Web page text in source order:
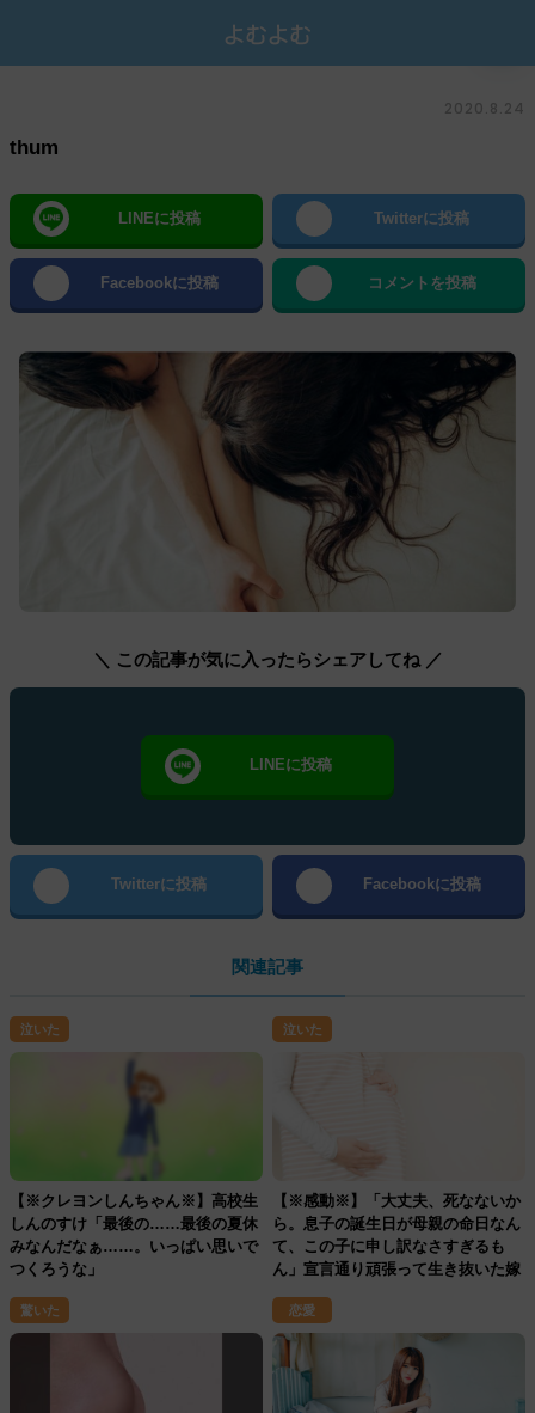
2020.8.24
thum
LINEに投稿 Twitterに投稿
Facebookに投稿 コメントを投稿
＼ この記事が気に入ったらシェアしてね ／
LINEに投稿
Twitterに投稿 Facebookに投稿
関連記事
泣いた
【※クレヨンしんちゃん※】高校生
しんのすけ「最後の……最後の夏休
みなんだなぁ……。いっぱい思いで
つくろうな」
泣いた
【※感動※】「大丈夫、死なないか
ら。息子の誕生日が母親の命日なん
て、この子に申し訳なさすぎるも
ん」宣言通り頑張って生き抜いた嫁
驚いた 恋愛